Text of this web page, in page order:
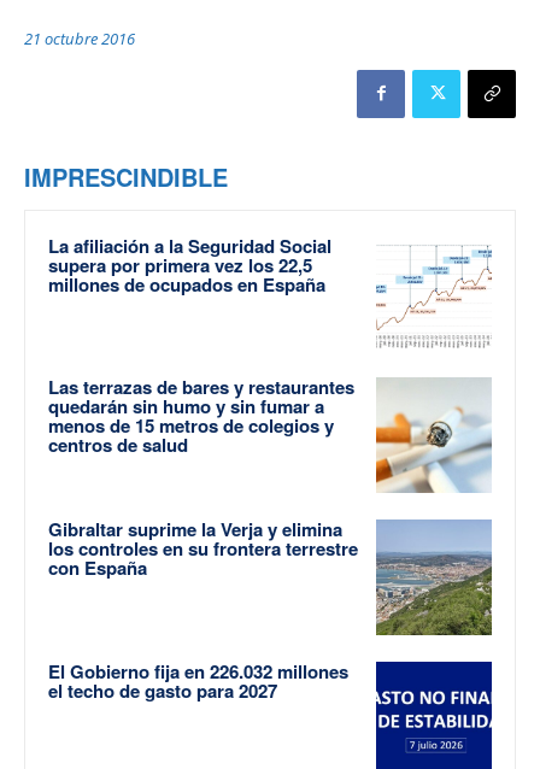
21 octubre 2016
IMPRESCINDIBLE
La afiliación a la Seguridad Social
supera por primera vez los 22,5
millones de ocupados en España
Las terrazas de bares y restaurantes
quedarán sin humo y sin fumar a
menos de 15 metros de colegios y
centros de salud
Gibraltar suprime la Verja y elimina
los controles en su frontera terrestre
con España
El Gobierno fija en 226.032 millones
el techo de gasto para 2027